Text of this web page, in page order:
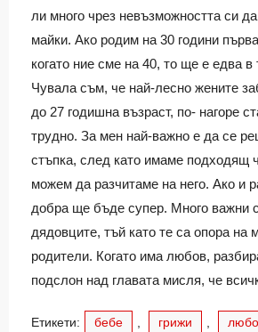
ли много чрез невъзможността си
майки. Ако родим на 30 години
когато ние сме на 40, то ще е едва в
Чувала съм, че най-лесно жените
до 27 годишна възраст, по- нагоре
трудно. За мен най-важно е да се
стъпка, след като имаме подходящ
можем да разчитаме на него. Ако и
добра ще бъде супер. Много важни
дядовците, тъй като те са опора на
родители. Когато има любов,
подслон над главата мисля, че
Етикети: бебе грижи